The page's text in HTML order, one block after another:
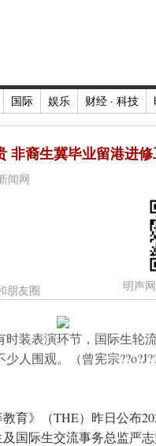
国际 娱乐 财经 · 科技
非裔生冀毕业留港进
闻网
朋友圈 明声
装表演环节，国际生轮
少人围观。（曾宪宗
教育》（THE）昨日公布
国际生交流事务总监严